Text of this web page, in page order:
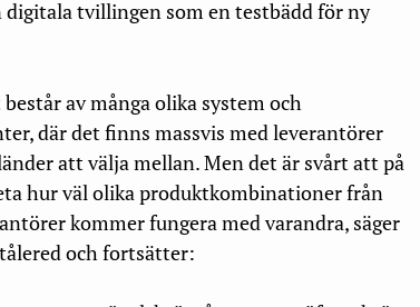
tvillingen som en testbädd för ny
av många olika system och
där det finns massvis med leverantörer
att välja mellan. Men det är svårt att på
hur väl olika produktkombinationer från
kommer fungera med varandra, säger
och fortsätter: